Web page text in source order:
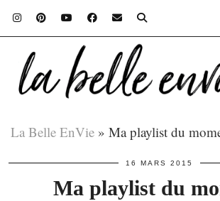
La Belle EnVie » Ma playlist du
16 MARS 2015
Ma playlist du